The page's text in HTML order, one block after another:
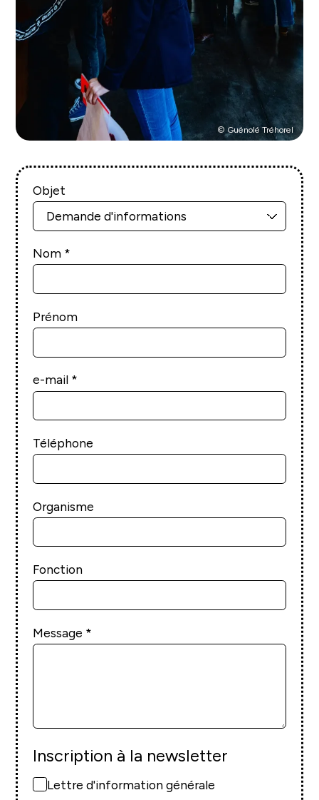
© Guénolé Tréhorel
Objet
Nom
Prénom
e-mail
Téléphone
Organisme
Fonction
Message
Inscription à la newsletter
Lettre d'information générale